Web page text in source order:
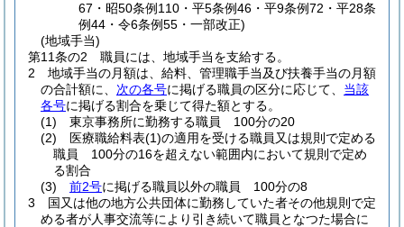
67・昭50条例110・平5条例46・平9条例72・平28条
例44・令6条例55・一部改正)
(地域手当)
第11条の2
職員には、地域手当を支給する。
2
地域手当の月額は、給料、管理職手当及び扶養手当の月額
の合計額に、 次の各号に掲げる職員の区分に応じて、 当該
各号に掲げる割合を乗じて得た額とする。
(1)
東京事務所に勤務する職員 100分の20
(2)
医療職給料表(1)の適用を受ける職員又は規則で定める
職員 100分の16を超えない範囲内において規則で定め
る割合
(3)
前2号に掲げる職員以外の職員 100分の8
3
国又は他の地方公共団体に勤務していた者その他規則で定
める者が人事交流等により引き続いて職員となつた場合に